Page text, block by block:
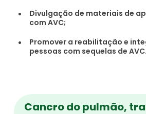
Divulgação de materiais de
com AVC;
Promover a reabilitação e
pessoas com sequelas de AVC.
Cancro do pulmão,